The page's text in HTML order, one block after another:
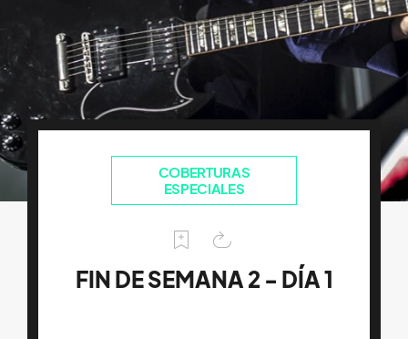
COBERTURAS
ESPECIALES
FIN DE SEMANA 2 - DÍA 1